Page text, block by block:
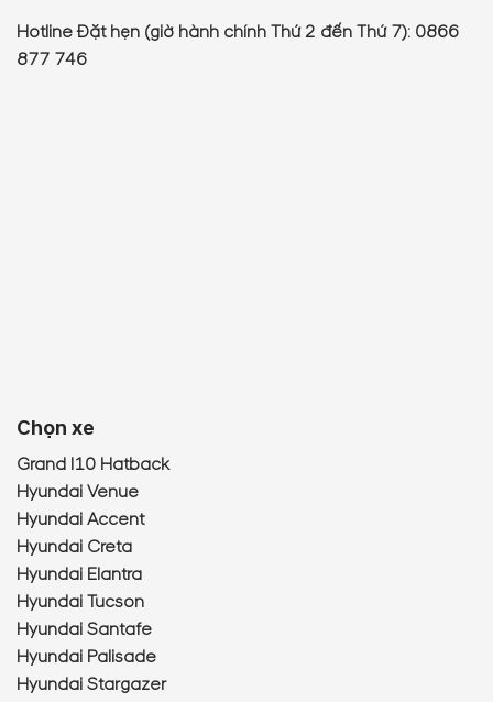
Hotline Đặt hẹn (giờ hành chính Thứ 2 đến Thứ 7): 0866
877 746
Chọn xe
Grand I10 Hatback
Hyundai Venue
Hyundai Accent
Hyundai Creta
Hyundai Elantra
Hyundai Tucson
Hyundai Santafe
Hyundai Palisade
Hyundai Stargazer